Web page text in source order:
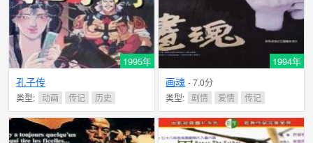
1995年
孔子传
类型: 动画 传记 历史
1994年
画魂 - 7.0分
类型: 剧情 爱情 传记